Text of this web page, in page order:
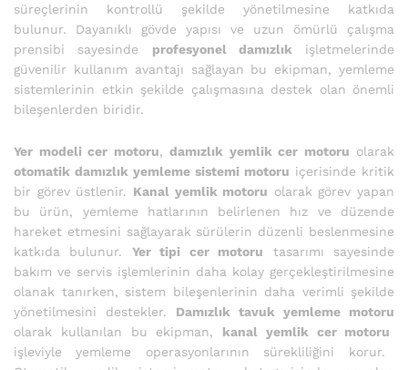
süreçlerinin kontrollü şekilde yönetilmesine katkıda
bulunur. Dayanıklı gövde yapısı ve uzun ömürlü çalışma
prensibi sayesinde profesyonel damızlık işletmelerinde
güvenilir kullanım avantajı sağlayan bu ekipman, yemleme
sistemlerinin etkin şekilde çalışmasına destek olan önemli
bileşenlerden biridir.
Yer modeli cer motoru, damızlık yemlik cer motoru olarak
otomatik damızlık yemleme sistemi motoru içerisinde kritik
bir görev üstlenir. Kanal yemlik motoru olarak görev yapan
bu ürün, yemleme hatlarının belirlenen hız ve düzende
hareket etmesini sağlayarak sürülerin düzenli beslenmesine
katkıda bulunur. Yer tipi cer motoru tasarımı sayesinde
bakım ve servis işlemlerinin daha kolay gerçekleştirilmesine
olanak tanırken, sistem bileşenlerinin daha verimli şekilde
yönetilmesini destekler. Damızlık tavuk yemleme motoru
olarak kullanılan bu ekipman, kanal yemlik cer motoru
işleviyle yemleme operasyonlarının sürekliliğini korur.